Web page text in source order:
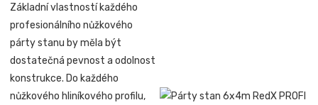
Základní vlastností každého
profesionálního nůžkového
párty stanu by měla být
dostatečná pevnost a odolnost
konstrukce. Do každého
nůžkového hliníkového profilu,